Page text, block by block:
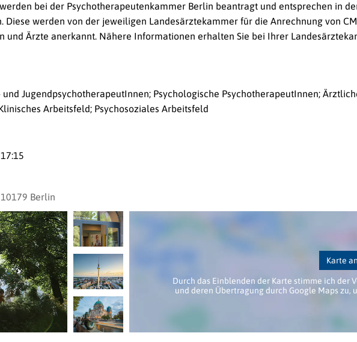
bei der Psychotherapeutenkammer Berlin beantragt und entsprechen in
Diese werden von der jeweiligen Landesärztekammer für die Anrechnung von
und Ärzte anerkannt. Nähere Informationen erhalten Sie bei Ihrer
und JugendpsychotherapeutInnen; Psychologische PsychotherapeutInnen;
Arbeitsfeld; Psychosoziales Arbeitsfeld
Berlin
Karte
Durch das Einblenden der Karte stimme ich der
und deren Übertragung durch Google Maps zu,